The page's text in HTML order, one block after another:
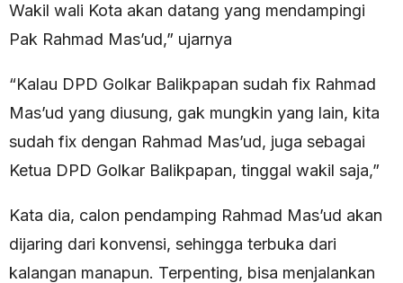
Wakil wali Kota akan datang yang mendampingi
Pak Rahmad Mas’ud,” ujarnya
“Kalau DPD Golkar Balikpapan sudah fix Rahmad
Mas’ud yang diusung, gak mungkin yang lain, kita
sudah fix dengan Rahmad Mas’ud, juga sebagai
Ketua DPD Golkar Balikpapan, tinggal wakil saja,”
Kata dia, calon pendamping Rahmad Mas’ud akan
dijaring dari konvensi, sehingga terbuka dari
kalangan manapun. Terpenting, bisa menjalankan